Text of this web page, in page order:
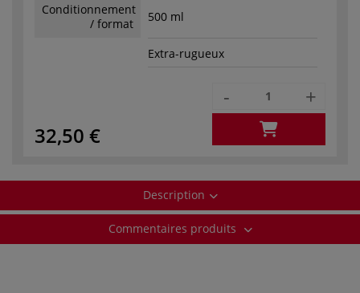
Conditionnement
/ format
500 ml
Extra-rugueux
32,50 €
- +
Description
Commentaires produits